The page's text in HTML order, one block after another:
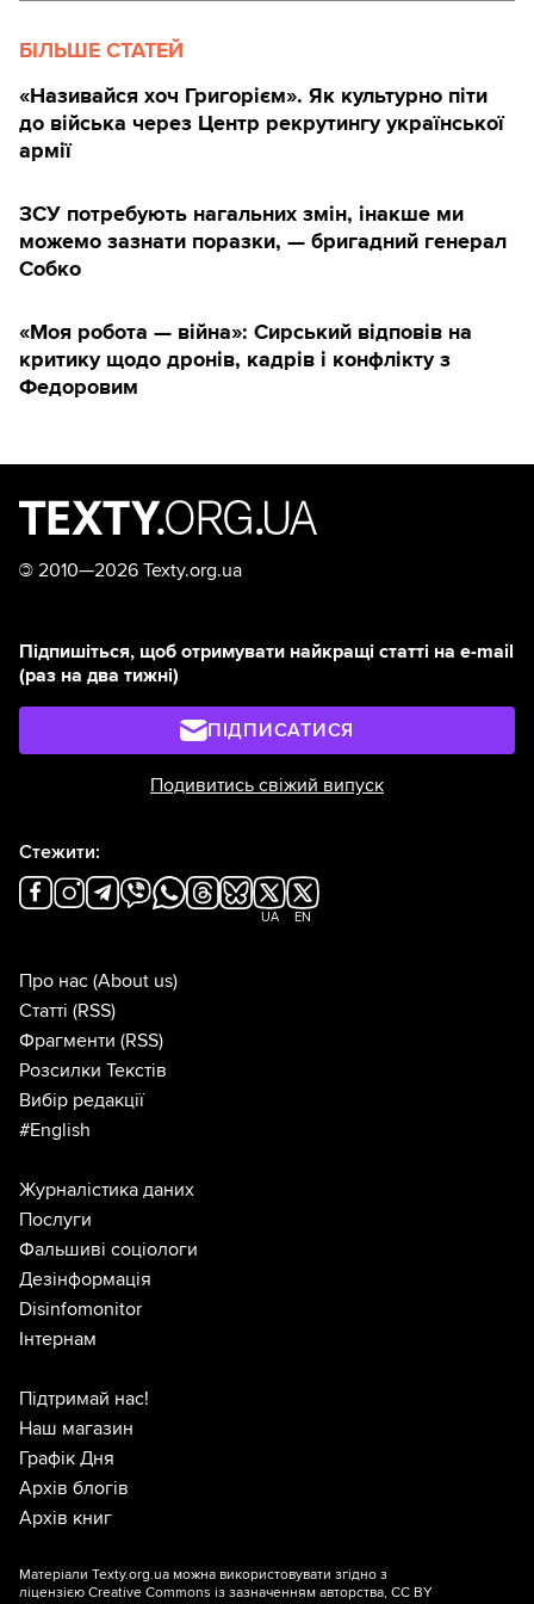
БІЛЬШЕ СТАТЕЙ
«Називайся хоч Григорієм». Як культурно піти
до війська через Центр рекрутингу української
армії
ЗСУ потребують нагальних змін, інакше ми
можемо зазнати поразки, — бригадний генерал
Собко
«Моя робота — війна»: Сирський відповів на
критику щодо дронів, кадрів і конфлікту з
Федоровим
© 2010—2026 Texty.org.ua
Підпишіться, щоб отримувати найкращі статті на e-mail
(раз на два тижні)
ПІДПИСАТИСЯ
Подивитись свіжий випуск
Стежити:
UA EN
Про нас (About us)
Статті (RSS)
Фрагменти (RSS)
Розсилки Текстів
Вибір редакції
#English
Журналістика даних
Послуги
Фальшиві соціологи
Дезінформація
Disinfomonitor
Інтернам
Підтримай нас!
Наш магазин
Графік Дня
Архів блогів
Архів книг
Матеріали Texty.org.ua можна використовувати згідно з
ліцензією Creative Commons із зазначенням авторства, CC BY